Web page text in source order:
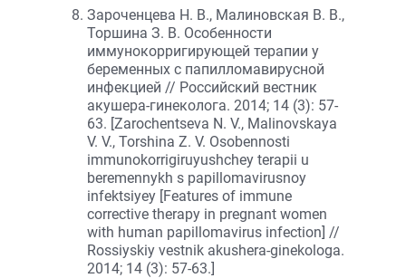
Зароченцева Н. В., Малиновская В. В.,
Торшина З. В. Особенности
иммунокорригирующей терапии у
беременных с папилломавирусной
инфекцией // Российский вестник
акушера-гинеколога. 2014; 14 (3): 57-
63. [Zarochentseva N. V., Malinovskaya
V. V., Torshina Z. V. Osobennosti
immunokorrigiruyushchey terapii u
beremennykh s papillomavirusnoy
infektsiyey [Features of immune
corrective therapy in pregnant women
with human papillomavirus infection] //
Rossiyskiy vestnik akushera-ginekologa.
2014; 14 (3): 57-63.]